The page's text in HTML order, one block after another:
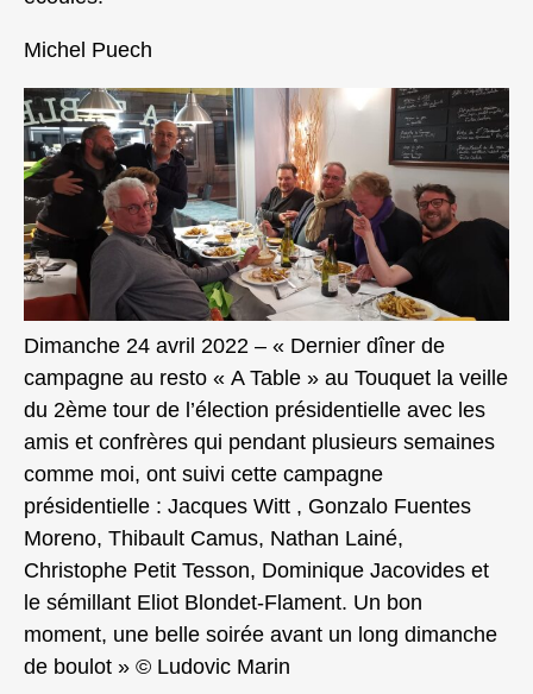
Michel Puech
Dimanche 24 avril 2022 – « Dernier dîner de
campagne au resto « A Table » au Touquet la veille
du 2ème tour de l’élection présidentielle avec les
amis et confrères qui pendant plusieurs semaines
comme moi, ont suivi cette campagne
présidentielle : Jacques Witt , Gonzalo Fuentes
Moreno, Thibault Camus, Nathan Lainé,
Christophe Petit Tesson, Dominique Jacovides et
le sémillant Eliot Blondet-Flament. Un bon
moment, une belle soirée avant un long dimanche
de boulot » © Ludovic Marin